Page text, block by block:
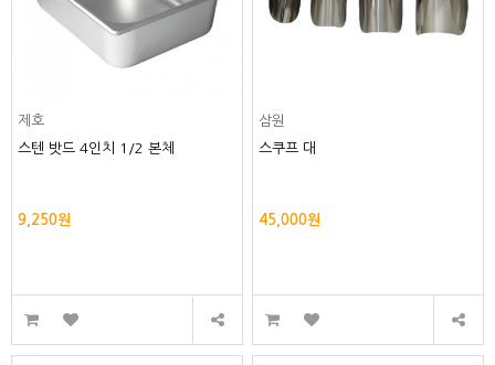
제호
스텐 밧드 4인치 1/2 본체
9,250원
삼원
스쿠프 대
45,000원